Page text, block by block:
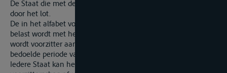
De Staat die met deze toerbeurt begint, wordt aangewezen
door het lot.
De in het alfabet volgende Staat wijst de Commissaris aan die
belast wordt met het vice-voorzitterschap. De vice-voorzitter
wordt voorzitter aan het eind van de in de eerste alinea
bedoelde periode van twee jaar.
Iedere Staat kan het voorzitterschap of het vice-